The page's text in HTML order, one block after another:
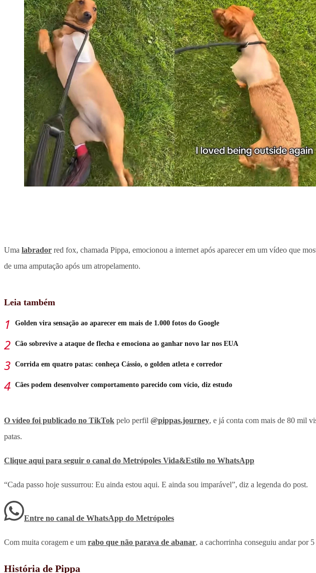
Uma labrador red fox, chamada Pippa, emocionou a internet após aparecer em um vídeo que
de uma amputação após um atropelamento.
Leia também
Golden vira sensação ao aparecer em mais de 1.000 fotos do Google
Cão sobrevive a ataque de flecha e emociona ao ganhar novo lar nos EUA
Corrida em quatro patas: conheça Cássio, o golden atleta e corredor
Cães podem desenvolver comportamento parecido com vício, diz estudo
O vídeo foi publicado no TikTok pelo perfil @pippas.journey, e já conta com mais de 80 mil
patas.
Clique aqui para seguir o canal do Metrópoles Vida&Estilo no WhatsApp
“Cada passo hoje sussurrou: Eu ainda estou aqui. E ainda sou imparável”, diz a legenda do post.
Entre no canal de WhatsApp do Metrópoles
Com muita coragem e um rabo que não parava de abanar, a cachorrinha conseguiu andar por
História de Pippa